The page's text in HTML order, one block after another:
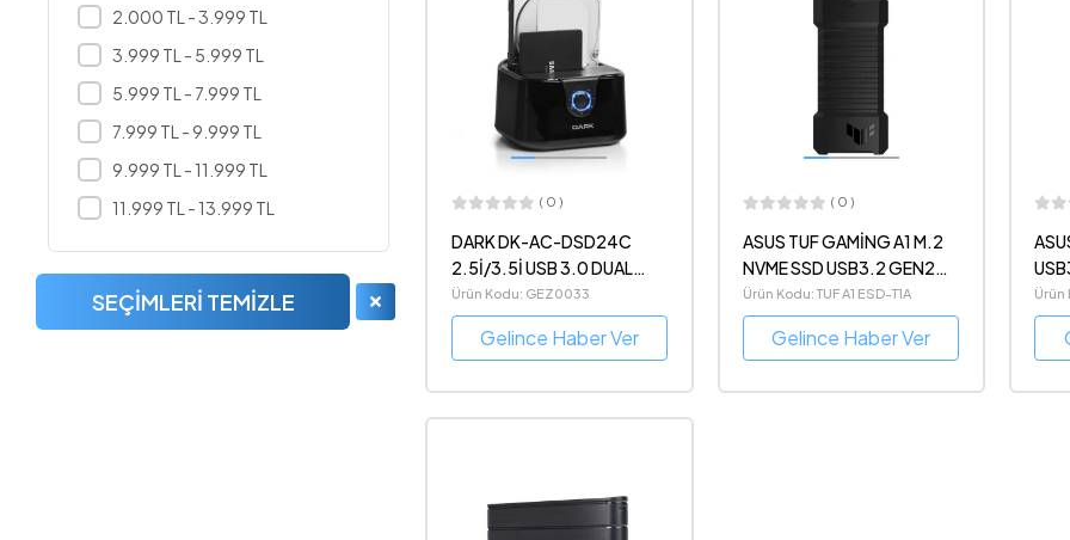
2.000 TL - 3.999 TL
3.999 TL - 5.999 TL
5.999 TL - 7.999 TL
7.999 TL - 9.999 TL
9.999 TL - 11.999 TL
11.999 TL - 13.999 TL
SEÇIMLERI TEMIZLE
( 0 )
DARK DK-AC-DSD24C
2.5İ/3.5İ USB 3.0 DUAL
DOCKİNG
Ürün Kodu: GEZ0033
Gelince Haber Ver
( 0 )
ASUS TUF GAMİNG A1 M.2
NVME SSD USB3.2 GEN2
TİP-C
Ürün Kodu: TUF A1 ESD-T1A
Gelince Haber Ver
Ürün